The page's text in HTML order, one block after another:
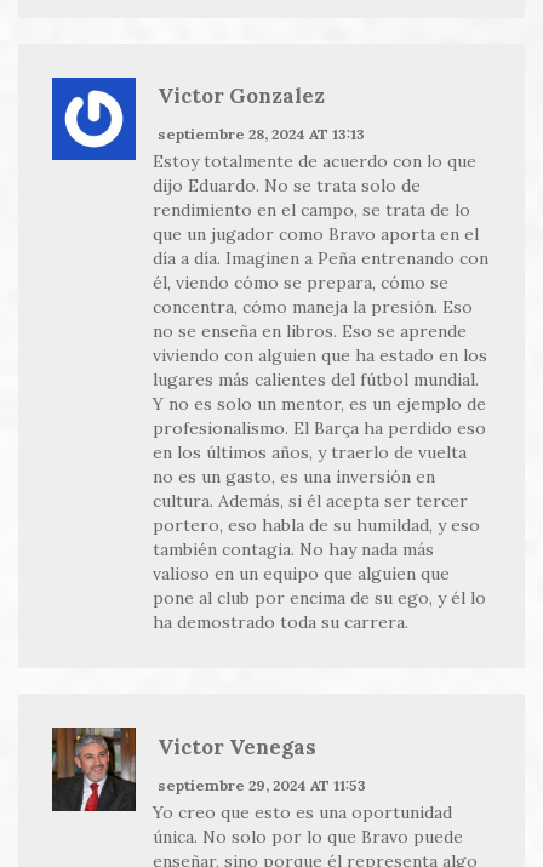
Victor Gonzalez
septiembre 28, 2024 AT 13:13
Estoy totalmente de acuerdo con lo que
dijo Eduardo. No se trata solo de
rendimiento en el campo, se trata de lo
que un jugador como Bravo aporta en el
día a día. Imaginen a Peña entrenando con
él, viendo cómo se prepara, cómo se
concentra, cómo maneja la presión. Eso
no se enseña en libros. Eso se aprende
viviendo con alguien que ha estado en los
lugares más calientes del fútbol mundial.
Y no es solo un mentor, es un ejemplo de
profesionalismo. El Barça ha perdido eso
en los últimos años, y traerlo de vuelta
no es un gasto, es una inversión en
cultura. Además, si él acepta ser tercer
portero, eso habla de su humildad, y eso
también contagia. No hay nada más
valioso en un equipo que alguien que
pone al club por encima de su ego, y él lo
ha demostrado toda su carrera.
Victor Venegas
septiembre 29, 2024 AT 11:53
Yo creo que esto es una oportunidad
única. No solo por lo que Bravo puede
enseñar, sino porque él representa algo